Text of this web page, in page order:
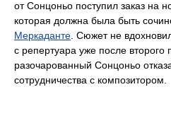
от Сонцоньо поступил заказ на
которая должна была быть
Меркаданте. Сюжет не
с репертуара уже после второго
разочарованный Сонцоньо
сотрудничества с композитором.